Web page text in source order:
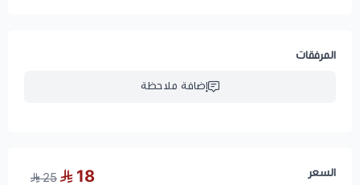
المرفقات
إضافة ملاحظة
السعر 18
25